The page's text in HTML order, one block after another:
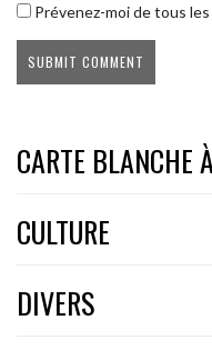
Prévenez-moi de tous
CARTE BLANCHE
CULTURE
DIVERS